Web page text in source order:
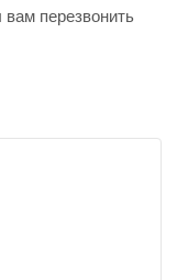
перезвонить